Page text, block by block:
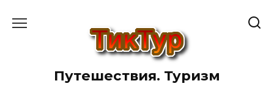
Путешествия. Туризм